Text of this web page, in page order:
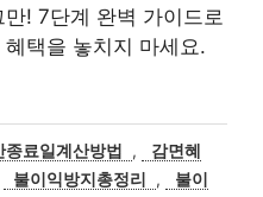
! 7단계 완벽 가이드로
택을 놓치지 마세요.
종료일계산방법 ,
감면혜
불이익방지총정리 ,
불이